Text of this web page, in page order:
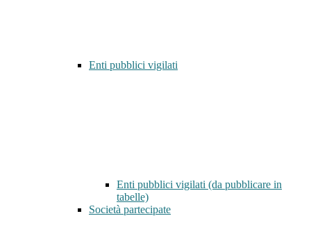
Enti pubblici vigilati
Enti pubblici vigilati (da pubblicare in
tabelle)
Società partecipate